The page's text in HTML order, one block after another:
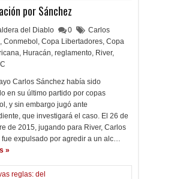
por Sánchez
del Diablo 0
Carlos
, Conmebol , Copa Libertadores, Copa
, Huracán, reglamento, River,
Carlos Sánchez había sido
en su último partido por copas
y sin embargo jugó ante
que investigará el caso. El 26 de
de 2015, jugando para River, Carlos
fue expulsado por agredir a un alc…
»